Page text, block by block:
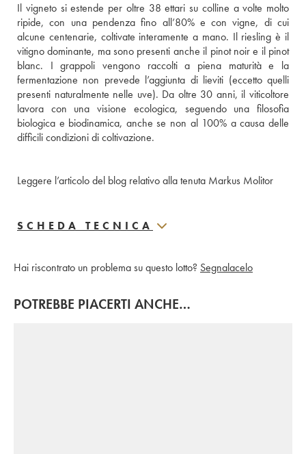
Il vigneto si estende per oltre 38 ettari su colline a volte molto
ripide, con una pendenza fino all’80% e con vigne, di cui
alcune centenarie, coltivate interamente a mano. Il riesling è il
vitigno dominante, ma sono presenti anche il pinot noir e il pinot
blanc. I grappoli vengono raccolti a piena maturità e la
fermentazione non prevede l’aggiunta di lieviti (eccetto quelli
presenti naturalmente nelle uve). Da oltre 30 anni, il viticoltore
lavora con una visione ecologica, seguendo una filosofia
biologica e biodinamica, anche se non al 100% a causa delle
difficili condizioni di coltivazione.
Leggere l’articolo del blog relativo alla tenuta Markus Molitor
SCHEDA TECNICA
Hai riscontrato un problema su questo lotto? Segnalacelo
POTREBBE PIACERTI ANCHE…